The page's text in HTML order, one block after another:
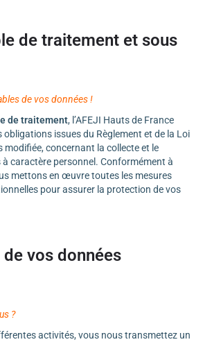
de traitement et sous
de vos données !
de traitement, l’AFEJI Hauts de France
obligations issues du Règlement et de la Loi
concernant la collecte et le
caractère personnel. Conformément à
mettons en œuvre toutes les mesures
pour assurer la protection de vos
vos données
?
activités, vous nous transmettez un